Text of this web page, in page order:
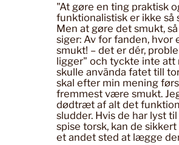
"At gøre en ting praktisk
funktionalistisk er ikke så
Men at gøre det smukt,
siger: Av for fanden, hvor
smukt! – det er dér,
ligger" och tyckte inte att
skulle använda fatet till
skal efter min mening
fremmest være smukt.
dødtræt af alt det
sludder. Hvis de har lyst
spise torsk, kan de
et andet sted at lægge